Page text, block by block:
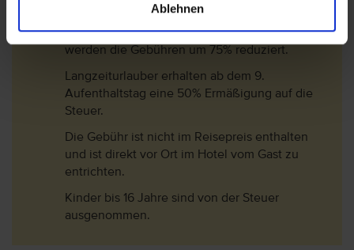
Ablehnen
4,5* -5,5* Hotel= 4 EUR/Nacht
In der Nebensaison (01.November - 30.April)
werden die Gebühren um 75% reduziert.
Langzeiturlauber erhalten ab dem 9.
Aufenthaltstag eine 50% Ermäßigung auf die
Steuer.
Die Gebühr ist nicht im Reisepreis enthalten
und ist direkt vor Ort im Hotel vom Gast zu
entrichten.
Kinder bis 16 Jahre sind von der Steuer
ausgenommen.